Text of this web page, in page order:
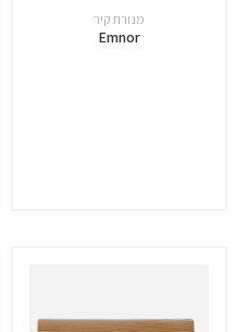
מנורת קיר
Emnor